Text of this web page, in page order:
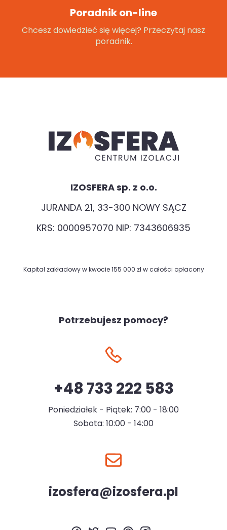
Poradnik on-line
Chcesz dowiedzieć się więcej? Przeczytaj nasz
poradnik.
IZOSFERA sp. z o.o.
JURANDA 21, 33-300 NOWY SĄCZ
KRS: 0000957070 NIP: 7343606935
Kapitał zakładowy w kwocie 155 000 zł w całości opłacony
Potrzebujesz pomocy?
+48 733 222 583
Poniedziałek - Piątek: 7:00 - 18:00
Sobota: 10:00 - 14:00
izosfera@izosfera.pl